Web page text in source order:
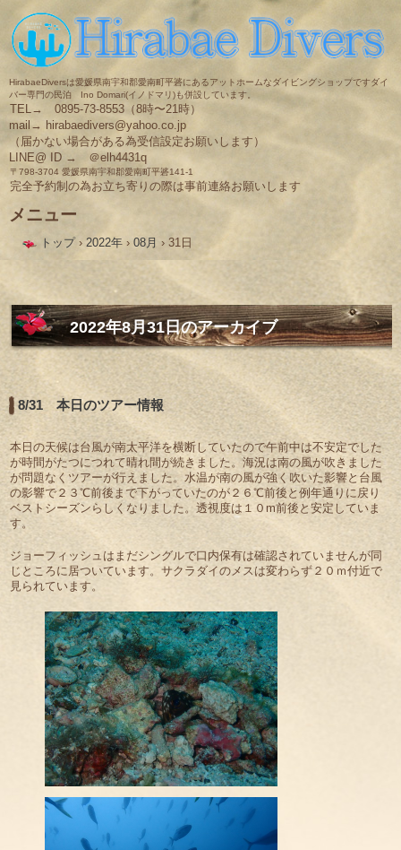
HirabaeDiversは愛媛県南宇和郡愛南町平碆にあるアットホームなダイビングショップですダイ
バー専門の民泊 Ino Domari(イノドマリ)も併設しています。
TEL→ 0895-73-8553（8時〜21時）
mail→ hirabaedivers@yahoo.co.jp
（届かない場合がある為受信設定お願いします）
LINE@ ID → ＠elh4431q
〒798-3704 愛媛県南宇和郡愛南町平碆141-1
完全予約制の為お立ち寄りの際は事前連絡お願いします
メニュー
へ
ス
キ
ッ
プ
トップ › 2022年 › 08月 › 31日
2022年8月31日のアーカイブ
8/31 本日のツアー情報
本日の天候は台風が南太平洋を横断していたので午前中は不安定でした
が時間がたつにつれて晴れ間が続きました。海況は南の風が吹きました
が問題なくツアーが行えました。水温が南の風が強く吹いた影響と台風
の影響で２３℃前後まで下がっていたのが２６℃前後と例年通りに戻り
ベストシーズンらしくなりました。透視度は１０m前後と安定していま
す。
ジョーフィッシュはまだシングルで口内保有は確認されていませんが同
じところに居ついています。サクラダイのメスは変わらず２０ｍ付近で
見られています。